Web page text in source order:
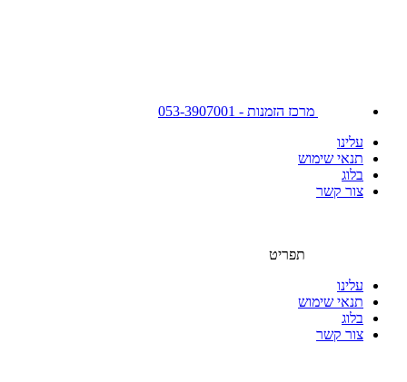
מרכז הזמנות - 053-3907001
עלינו
תנאי שימוש
בלוג
צור קשר
תפריט
עלינו
תנאי שימוש
בלוג
צור קשר